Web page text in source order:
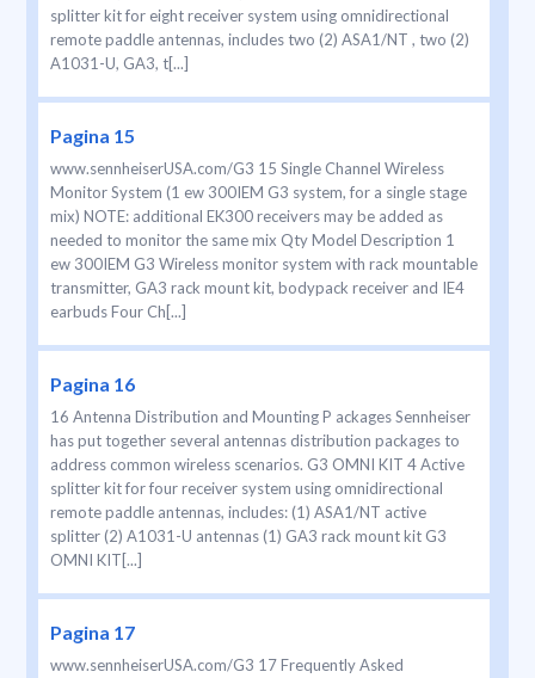
splitter kit for eight receiver system using omnidirectional
remote paddle antennas, includes two (2) ASA1/NT , two (2)
A1031-U, GA3, t[...]
Pagina 15
www.sennheiserUSA.com/G3 15 Single Channel Wireless
Monitor System (1 ew 300IEM G3 system, for a single stage
mix) NOTE: additional EK300 receivers may be added as
needed to monitor the same mix Qty Model Description 1
ew 300IEM G3 Wireless monitor system with rack mountable
transmitter, GA3 rack mount kit, bodypack receiver and IE4
earbuds Four Ch[...]
Pagina 16
16 Antenna Distribution and Mounting P ackages Sennheiser
has put together several antennas distribution packages to
address common wireless scenarios. G3 OMNI KIT 4 Active
splitter kit for four receiver system using omnidirectional
remote paddle antennas, includes: (1) ASA1/NT active
splitter (2) A1031-U antennas (1) GA3 rack mount kit G3
OMNI KIT[...]
Pagina 17
www.sennheiserUSA.com/G3 17 Frequently Asked